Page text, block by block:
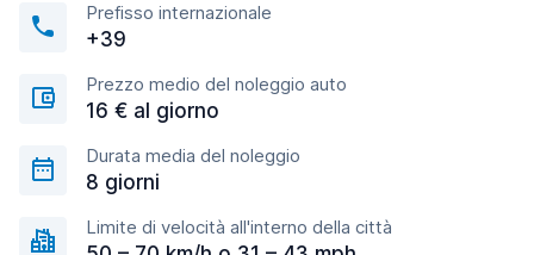
Prefisso internazionale
+39
Prezzo medio del noleggio auto
16 € al giorno
Durata media del noleggio
8 giorni
Limite di velocità all'interno della città